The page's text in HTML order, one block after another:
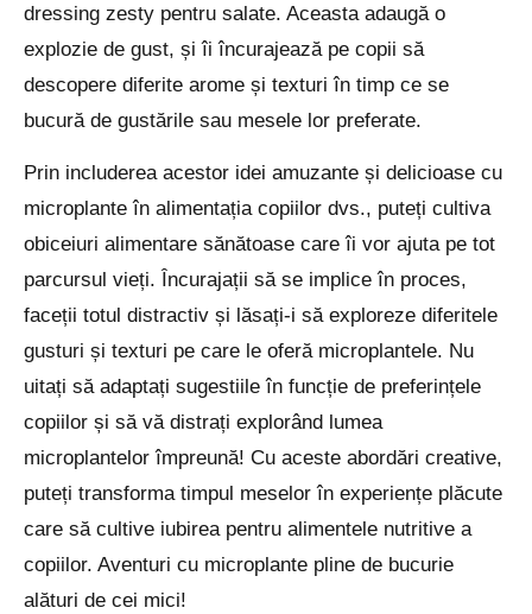
dressing zesty pentru salate. Aceasta adaugă o
explozie de gust, și îi încurajează pe copii să
descopere diferite arome și texturi în timp ce se
bucură de gustările sau mesele lor preferate.
Prin includerea acestor idei amuzante și delicioase cu
microplante în alimentația copiilor dvs., puteți cultiva
obiceiuri alimentare sănătoase care îi vor ajuta pe tot
parcursul vieți. Încurajații să se implice în proces,
faceții totul distractiv și lăsați-i să exploreze diferitele
gusturi și texturi pe care le oferă microplantele. Nu
uitați să adaptați sugestiile în funcție de preferințele
copiilor și să vă distrați explorând lumea
microplantelor împreună! Cu aceste abordări creative,
puteți transforma timpul meselor în experiențe plăcute
care să cultive iubirea pentru alimentele nutritive a
copiilor. Aventuri cu microplante pline de bucurie
alături de cei mici!